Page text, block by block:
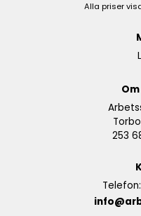
Alla priser
253
Telefon: